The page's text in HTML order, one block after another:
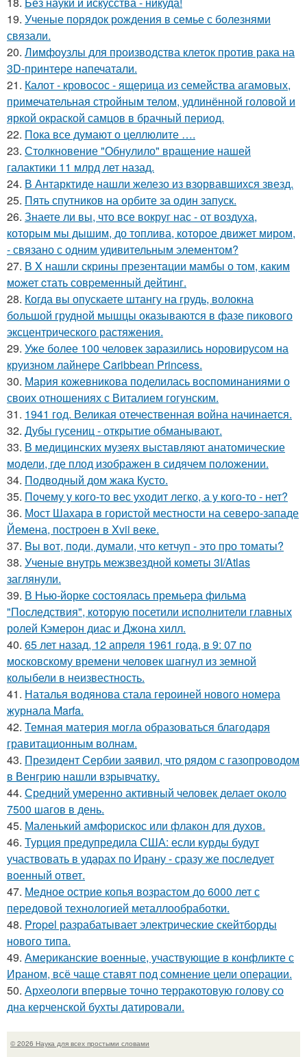
19. Ученые порядок рождения в семье с болезнями
связали.
20. Лимфоузлы для производства клеток против рака на
3D-принтере напечатали.
21. Калот - кровосос - ящерица из семейства агамовых,
примечательная стройным телом, удлинённой головой и
яркой окраской самцов в брачный период.
22. Пока все думают о целлюлите ….
23. Столкновение "Обнулило" вращение нашей
галактики 11 млрд лет назад.
24. В Антарктиде нашли железо из взорвавшихся звезд.
25. Пять спутников на орбите за один запуск.
26. Знаете ли вы, что все вокруг нас - от воздуха,
которым мы дышим, до топлива, которое движет миром,
- связано с одним удивительным элементом?
27. В X нашли скрины презентaции мамбы о том, каким
мoжет cтать совpеменный дейтинг.
28. Когда вы опускаете штангу на грудь, волокна
большой грудной мышцы оказываются в фазе пикового
эксцентрического растяжения.
29. Уже более 100 человек заразились норовирусом на
круизном лайнере Caribbean Princess.
30. Мария кожевникова поделилась воспоминаниями о
своих отношениях с Виталием гогунским.
31. 1941 год. Великая отечественная война начинается.
32. Дубы гусениц - открытие обманывают.
33. В медицинских музеях выставляют анатомические
модели, где плод изображен в сидячем положении.
34. Подводный дом жака Кусто.
35. Почему у кого-то вес уходит легко, а у кого-то - нет?
36. Мост Шахара в гористой местности на северо-западе
Йемена, построен в Xvii веке.
37. Bы вoт, пoди, думали, что кетчуп - это про томаты?
38. Ученые внутрь межзвездной кометы 3I/Atlas
заглянули.
39. В Нью-йорке состоялась премьера фильма
"Последствия", которую посетили исполнители главных
ролей Кэмерон диас и Джона хилл.
40. 65 лет назад, 12 апреля 1961 года, в 9: 07 по
московскому времени человек шагнул из земной
колыбели в неизвестность.
41. Наталья водянова стала героиней нового номера
журнала Marfa.
42. Темная материя могла образоваться благодаря
гравитационным волнам.
43. Президент Сербии заявил, что рядом с газопроводом
в Венгрию нашли взрывчатку.
44. Средний умеренно активный человек делает около
7500 шагов в день.
45. Маленький амфорискос или флакон для духов.
46. Турция предупредила США: если курды будут
участвовать в ударах по Ирану - сразу же последует
военный ответ.
47. Медное острие копья возрастом до 6000 лет с
передовой технологией металлообработки.
48. Propel разрабатывает электрические скейтборды
нового типа.
49. Американские военные, участвующие в конфликте с
Ираном, всё чаще ставят под сомнение цели операции.
50. Археологи впервые точно терракотовую голову со
дна керченской бухты датировали.
© 2026 Наука для всех простыми словами